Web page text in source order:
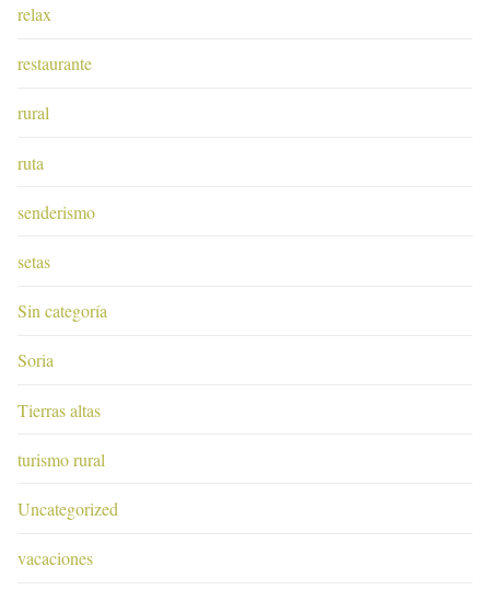
relax
restaurante
rural
ruta
senderismo
setas
Sin categoría
Soria
Tierras altas
turismo rural
Uncategorized
vacaciones